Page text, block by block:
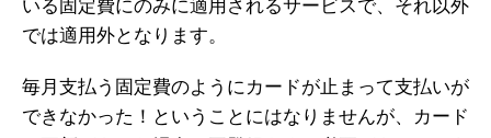
いる固定費にのみに適用されるサービスで、それ以外
では適用外となります。
毎月支払う固定費のようにカードが止まって支払いが
できなかった！ということにはなりませんが、カード